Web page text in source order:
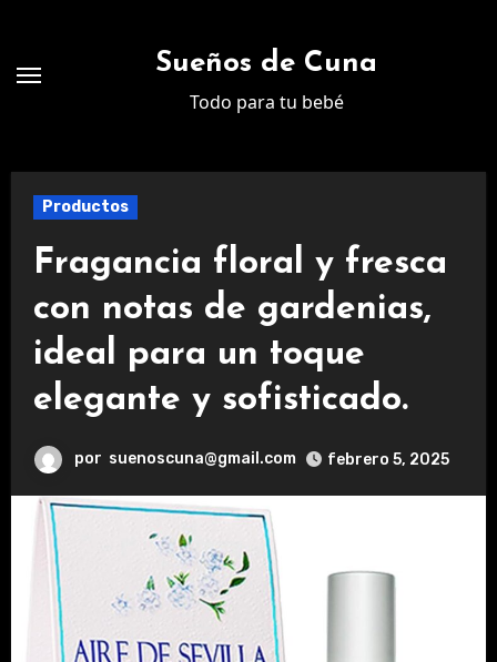
contenido
Sueños de Cuna
Todo para tu bebé
Productos
Fragancia floral y fresca
con notas de gardenias,
ideal para un toque
elegante y sofisticado.
por suenoscuna@gmail.com febrero 5, 2025